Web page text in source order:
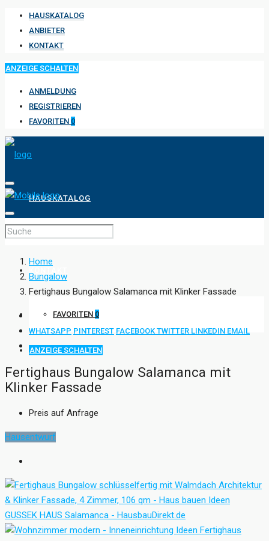
HAUSKATALOG
ANBIETER
KONTAKT
ANZEIGE SCHALTEN
ANMELDUNG
REGISTRIEREN
FAVORITEN 0
HAUSKATALOG
ANBIETER
FAVORITEN 0
ANZEIGE SCHALTEN
Home
Bungalow
Fertighaus Bungalow Salamanca mit Klinker Fassade
WHATSAPP PINTEREST FACEBOOK TWITTER LINKEDIN EMAIL
Fertighaus Bungalow Salamanca mit
Klinker Fassade
Preis auf Anfrage
Hausentwurf